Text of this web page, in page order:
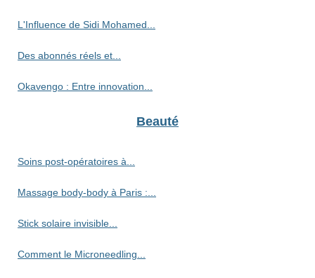
L'Influence de Sidi Mohamed...
Des abonnés réels et...
Okavengo : Entre innovation...
Beauté
Soins post-opératoires à...
Massage body-body à Paris :...
Stick solaire invisible...
Comment le Microneedling...